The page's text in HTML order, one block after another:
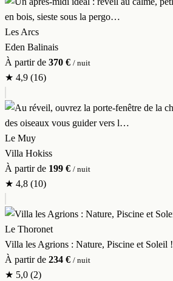
Les Arcs
Eden Balinais
À partir de 370 € / nuit
★ 4,9 (16)
Le Muy
Villa Hokiss
À partir de 199 € / nuit
★ 4,8 (10)
Le Thoronet
Villa les Agrions : Nature, Piscine et Soleil !
À partir de 234 € / nuit
★ 5,0 (2)